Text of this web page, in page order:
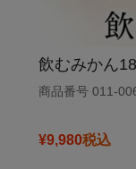
飲むみかん
商品番号 011-
¥9,980税込